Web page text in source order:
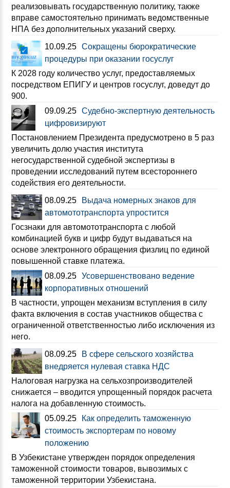
реализовывать государственную политику, также
вправе самостоятельно принимать ведомственные
НПА без дополнительных указаний сверху.
10.09.25 Сокращены бюрократические
процедуры при оказании госуслуг
К 2028 году количество услуг, предоставляемых
посредством ЕПИГУ и центров госуслуг, доведут до
900.
09.09.25 Судебно-экспертную деятельность
цифровизируют
Постановлением Президента предусмотрено в 5 раз
увеличить долю участия института
негосударственной судебной экспертизы в
проведении исследований путем всестороннего
содействия его деятельности.
08.09.25
Выдача номерных знаков для
автомототранспорта упростится
Госзнаки для автомототранспорта с любой
комбинацией букв и цифр будут выдаваться на
основе электронного обращения физлиц по единой
повышенной ставке платежа.
08.09.25 Усовершенствовано ведение
корпоративных отношений
В частности, упрощен механизм вступления в силу
факта включения в состав участников общества с
ограниченной ответственностью либо исключения из
него.
08.09.25
В сфере сельского хозяйства
внедряется нулевая ставка НДС
Налоговая нагрузка на сельхозпроизводителей
снижается – вводится упрощенный порядок расчета
налога на добавленную стоимость.
05.09.25
Как определить таможенную
стоимость экспортерам по новому
положению
В Узбекистане утвержден порядок определения
таможенной стоимости товаров, вывозимых с
таможенной территории Узбекистана.